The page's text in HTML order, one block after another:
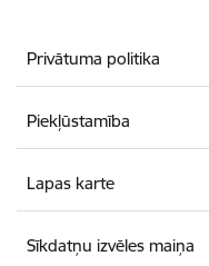
Privātuma politika
Piekļūstamība
Lapas karte
Sīkdatņu izvēles maiņa